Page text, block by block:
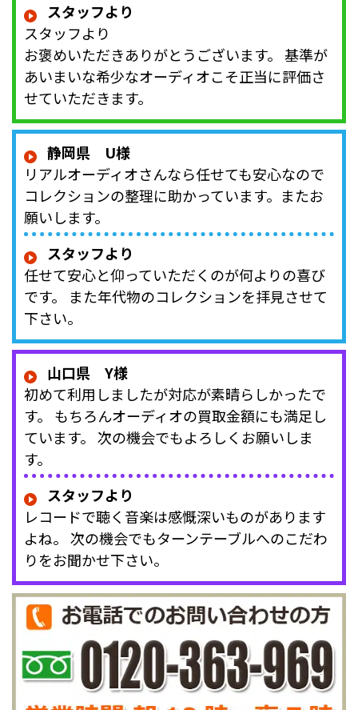
スタッフより
スタッフより
お褒めいただきありがとうございます。 基準が
あいまいな希少なオーディオこそ正当に評価さ
せていただきます。
静岡県 U様
リアルオーディオさんなら任せても安心なので
コレクションの整理に助かっています。またお
願いします。
スタッフより
任せて安心と仰っていただくのが何よりの喜び
です。 また年代物のコレクションを拝見させて
下さい。
山口県 Y様
初めて利用しましたが対応が素晴らしかったで
す。 もちろんオーディオの買取金額にも満足し
ています。 次の機会でもよろしくお願いしま
す。
スタッフより
レコードで聴く音楽は感慨深いものがあります
よね。 次の機会でもターンテーブルへのこだわ
りをお聞かせ下さい。